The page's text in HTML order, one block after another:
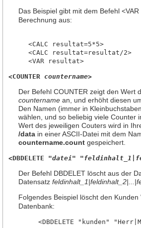
Das Beispiel gibt mit dem Befehl
Berechnung aus:
<CALC resultat=5*5>
<CALC resultat=resultat/2>
<COUNTER countername>
Der Befehl COUNTER zeigt den Wert
countername an, und erhöht diesen
Den Namen (immer in
wählen, und so beliebig viele Counter
Wert des jeweiligen Couters wird in
/data in einer ASCII-Datei mit dem
countername.count gespeichert.
<DBDELETE "datei"
Der Befehl DBDELET löscht aus der
Datensatz
Folgendes Beispiel löscht den
Datenbank: